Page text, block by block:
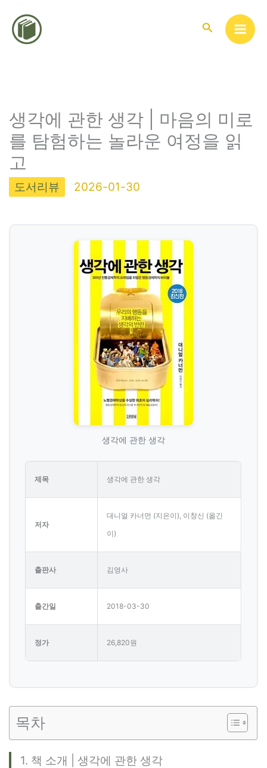
검
생각에 관한 생각 | 마음의 미로
를 탐험하는 놀라운 여정을 읽
고
도서리뷰 2026-01-30
생각에 관한 생각
제목 생각에 관한 생각
저자
대니얼 카너먼 (지은이), 이창신 (옮긴
이)
출판사 김영사
출간일 2018-03-30
정가 26,820원
목차
1. 책 소개 | 생각에 관한 생각